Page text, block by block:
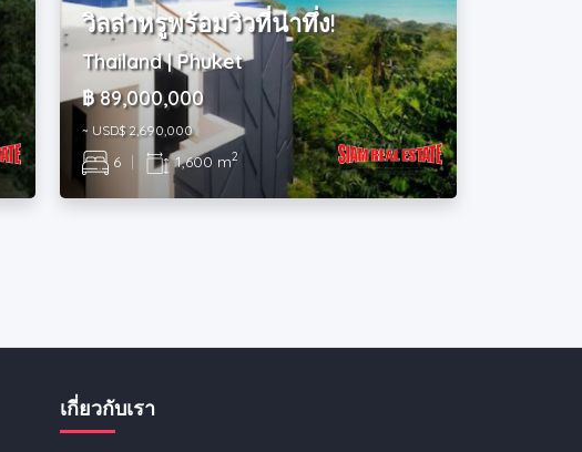
วิลล่าหรูพร้อมวิวที่น่าทึ่ง!
Thailand | Phuket
฿ 89,000,000
~ USD$ 2,690,000
6 | 1,600 m2
เกี่ยวกับเรา